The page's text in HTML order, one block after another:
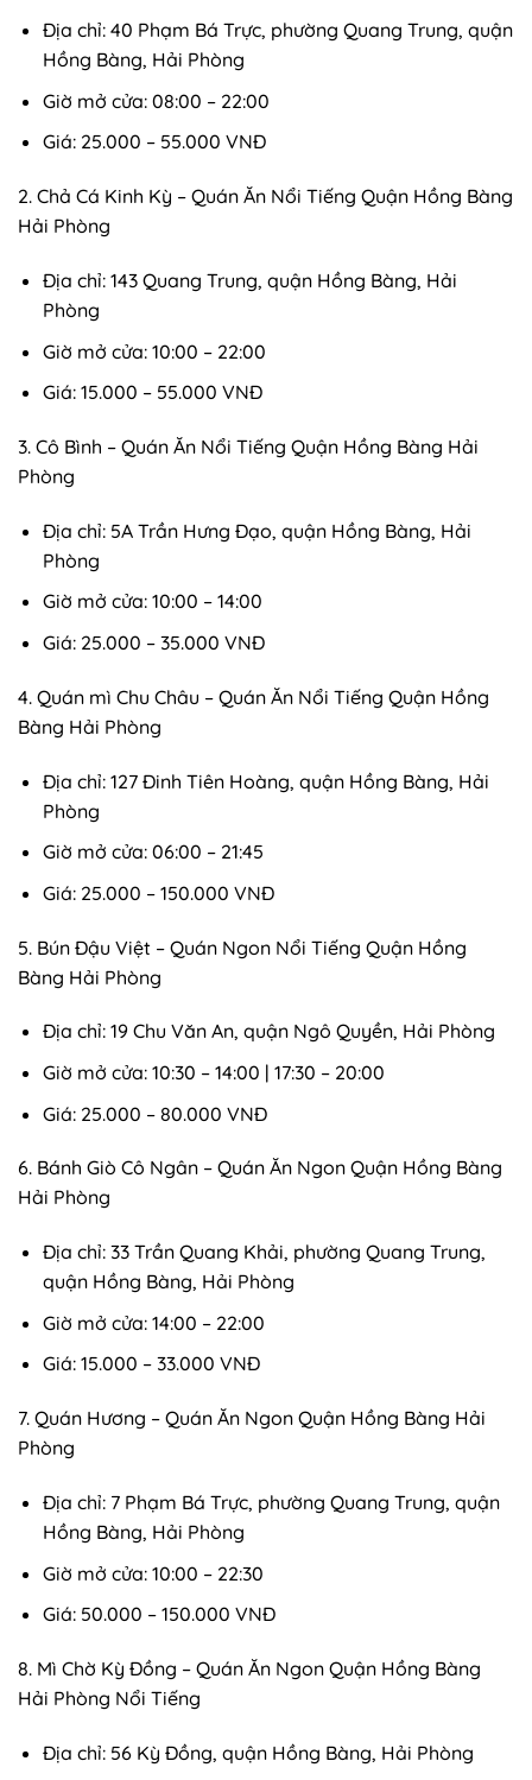
Địa chỉ: 40 Phạm Bá Trực, phường Quang Trung, quận
Hồng Bàng, Hải Phòng
Giờ mở cửa: 08:00 – 22:00
Giá: 25.000 – 55.000 VNĐ
2. Chả Cá Kinh Kỳ – Quán Ăn Nổi Tiếng Quận Hồng Bàng
Hải Phòng
Địa chỉ: 143 Quang Trung, quận Hồng Bàng, Hải
Phòng
Giờ mở cửa: 10:00 – 22:00
Giá: 15.000 – 55.000 VNĐ
3. Cô Bình – Quán Ăn Nổi Tiếng Quận Hồng Bàng Hải
Phòng
Địa chỉ: 5A Trần Hưng Đạo, quận Hồng Bàng, Hải
Phòng
Giờ mở cửa: 10:00 – 14:00
Giá: 25.000 – 35.000 VNĐ
4. Quán mì Chu Châu – Quán Ăn Nổi Tiếng Quận Hồng
Bàng Hải Phòng
Địa chỉ: 127 Đinh Tiên Hoàng, quận Hồng Bàng, Hải
Phòng
Giờ mở cửa: 06:00 – 21:45
Giá: 25.000 – 150.000 VNĐ
5. Bún Đậu Việt – Quán Ngon Nổi Tiếng Quận Hồng
Bàng Hải Phòng
Địa chỉ: 19 Chu Văn An, quận Ngô Quyền, Hải Phòng
Giờ mở cửa: 10:30 – 14:00 | 17:30 – 20:00
Giá: 25.000 – 80.000 VNĐ
6. Bánh Giò Cô Ngân – Quán Ăn Ngon Quận Hồng Bàng
Hải Phòng
Địa chỉ: 33 Trần Quang Khải, phường Quang Trung,
quận Hồng Bàng, Hải Phòng
Giờ mở cửa: 14:00 – 22:00
Giá: 15.000 – 33.000 VNĐ
7. Quán Hương – Quán Ăn Ngon Quận Hồng Bàng Hải
Phòng
Địa chỉ: 7 Phạm Bá Trực, phường Quang Trung, quận
Hồng Bàng, Hải Phòng
Giờ mở cửa: 10:00 – 22:30
Giá: 50.000 – 150.000 VNĐ
8. Mì Chờ Kỳ Đồng – Quán Ăn Ngon Quận Hồng Bàng
Hải Phòng Nổi Tiếng
Địa chỉ: 56 Kỳ Đồng, quận Hồng Bàng, Hải Phòng